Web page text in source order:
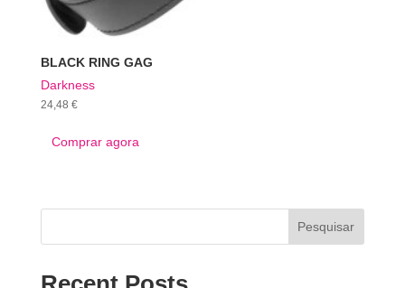
BLACK RING GAG
Darkness
24,48 €
Comprar agora
Pesquisar